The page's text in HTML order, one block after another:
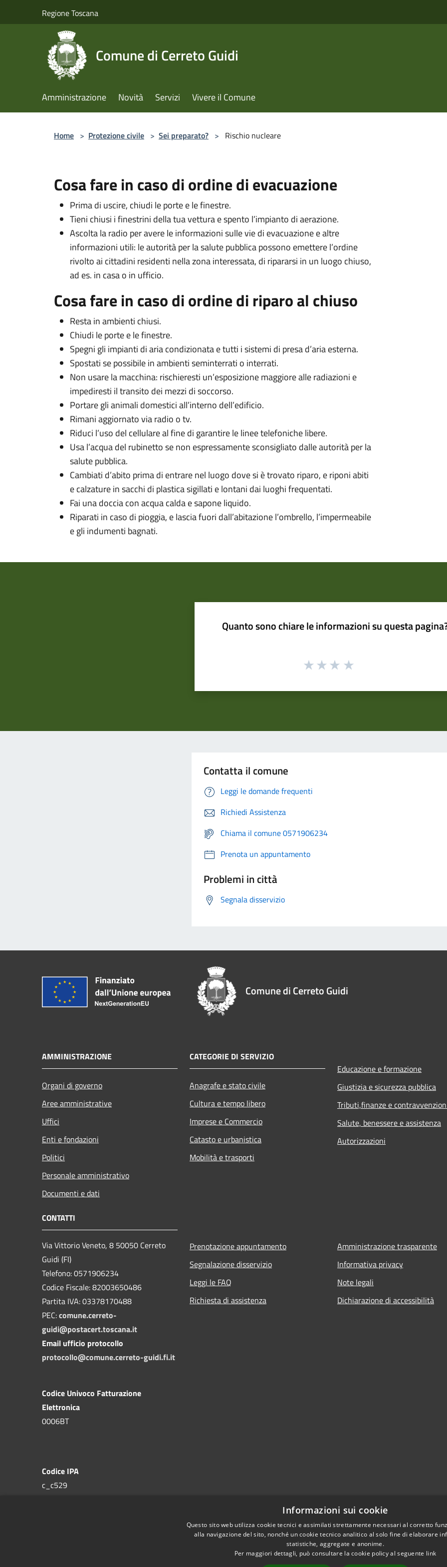
Regione Toscana
Comune di Cerreto Guidi
Amministrazione Novità Servizi Vivere il Comune
Home > Protezione civile > Sei preparato? > Rischio nucleare
Cosa fare in caso di ordine di evacuazione
Prima di uscire, chiudi le porte e le finestre.
Tieni chiusi i finestrini della tua vettura e spento l’impianto di aerazione.
Ascolta la radio per avere le informazioni sulle vie di evacuazione e altre
informazioni utili: le autorità per la salute pubblica possono emettere l’ordine
rivolto ai cittadini residenti nella zona interessata, di ripararsi in un luogo chiuso,
ad es. in casa o in ufficio.
Cosa fare in caso di ordine di riparo al chiuso
Resta in ambienti chiusi.
Chiudi le porte e le finestre.
Spegni gli impianti di aria condizionata e tutti i sistemi di presa d’aria esterna.
Spostati se possibile in ambienti seminterrati o interrati.
Non usare la macchina: rischieresti un’esposizione maggiore alle radiazioni e
impediresti il transito dei mezzi di soccorso.
Portare gli animali domestici all’interno dell’edificio.
Rimani aggiornato via radio o tv.
Riduci l’uso del cellulare al fine di garantire le linee telefoniche libere.
Usa l’acqua del rubinetto se non espressamente sconsigliato dalle autorità per la
salute pubblica.
Cambiati d’abito prima di entrare nel luogo dove si è trovato riparo, e riponi abiti
e calzature in sacchi di plastica sigillati e lontani dai luoghi frequentati.
Fai una doccia con acqua calda e sapone liquido.
Riparati in caso di pioggia, e lascia fuori dall’abitazione l’ombrello, l’impermeabile
e gli indumenti bagnati.
Quanto sono chiare le informazioni su questa
Contatta il comune
Leggi le domande frequenti
Richiedi Assistenza
Chiama il comune 0571906234
Prenota un appuntamento
Problemi in città
Segnala disservizio
Comune di Cerreto Guidi
AMMINISTRAZIONE
Organi di governo
Aree amministrative
Uffici
Enti e fondazioni
Politici
Personale amministrativo
Documenti e dati
CATEGORIE DI SERVIZIO
Anagrafe e stato civile
Cultura e tempo libero
Imprese e Commercio
Catasto e urbanistica
Mobilità e trasporti
Educazione e formazione
Giustizia e sicurezza pubblica
Tributi,finanze e
Salute, benessere e assistenza
Autorizzazioni
CONTATTI
Via Vittorio Veneto, 8 50050 Cerreto
Guidi (FI)
Telefono: 0571906234
Codice Fiscale: 82003650486
Partita IVA: 03378170488
PEC:comune.cerreto-
guidi@postacert.toscana.it
Email ufficio protocollo
protocollo@comune.cerreto-guidi.fi.it
Codice Univoco Fatturazione
Elettronica
0006BT
Codice IPA
c_c529
Prenotazione appuntamento
Segnalazione disservizio
Leggi le FAQ
Richiesta di assistenza
Amministrazione trasparente
Informativa privacy
Note legali
Dichiarazione di accessibilità
Informazioni sui cookie
Questo sito web utilizza cookie tecnici e assimilati strettamente necessari al corretto
alla navigazione del sito, nonché un cookie tecnico analitico al solo fine di elaborare
statistiche, aggregate e anonime.
Per maggiori dettagli, può consultare la cookie policy al seguente link